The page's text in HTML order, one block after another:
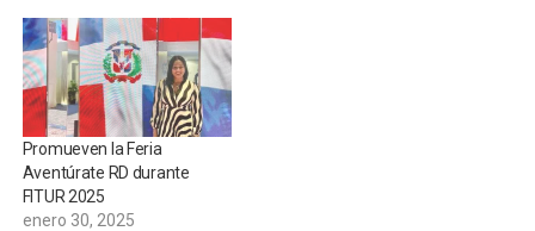
Promueven la Feria
Aventúrate RD durante
FITUR 2025
enero 30, 2025